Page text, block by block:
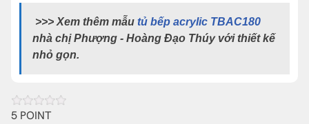
>>> Xem thêm mẫu tủ bếp acrylic TBAC180
nhà chị Phượng - Hoàng Đạo Thúy với thiết kế
nhỏ gọn.
5 POINT